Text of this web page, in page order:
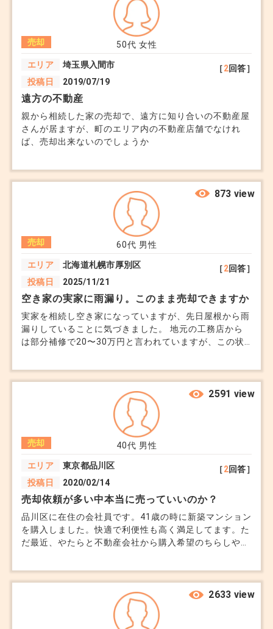
がりして買い手がつかなくなる前に売却するべきとのこ
とで、自分でもこのマンション大丈夫かな…と不安に思
っていたので売却を前向きに検討しています。 しか
し、AIに資料の一部を見せて受けただけのアドバイスを
鵜呑みにするのもどうかと思い相談先を探しています
が、弁護士に相談するべきなのか、FPに相談するべきな
のか、それともマンション管理士に相談するべきなのか
(個人単位で受けてもらえるのか)わかりません。このよ
か。
50代 女性
売却
エリア
埼玉県入間市
投稿日
2019/07/19
［2回答］
遠方の不動産
親から相続した家の売却で、遠方に知り合いの不動産屋
さんが居ますが、町のエリア内の不動産店舗でなけれ
ば、売却出来ないのでしょうか
60代 男性
売却
エリア
北海道札幌市厚別区
投稿日
2025/11/21
［2回答］
873 view
空き家の実家に雨漏り。このまま売却できますか
実家を相続し空き家になっていますが、先日屋根から雨
漏りしていることに気づきました。 地元の工務店から
は部分補修で20〜30万円と言われていますが、この状
管理も難しく、固定資産税も年々負担になっています。
現状渡しでも買手はつくものでしょうか。それとも最低
限の補修をしてから売るべきでしょうか。
40代 男性
売却
エリア
東京都品川区
投稿日
2020/02/14
［2回答］
2591 view
売却依頼が多い中本当に売っていいのか？
品川区に在住の会社員です。41歳の時に新築マンション
を購入しました。快適で利便性も高く満足してます。た
だ最近、やたらと不動産会社から購入希望のちらしやメ
す。ざっくりと査定してもらったら購入時より1000万
円も価値が上がっていました。残債との差分を考慮する
とそれ以上の財産が残る状況です。ただ本当に今売却し
ていいのか、これからもっと資産価値が上がり更に高額
2633 view